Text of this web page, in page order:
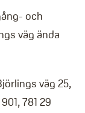
och
väg ända
väg 25,
781 29